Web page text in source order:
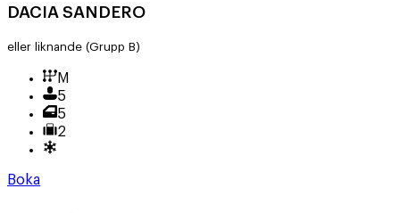
DACIA SANDERO
eller liknande (Grupp B)
M
5
5
2
Boka